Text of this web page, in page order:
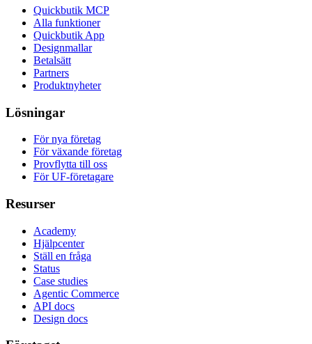
Quickbutik MCP
Alla funktioner
Quickbutik App
Designmallar
Betalsätt
Partners
Produktnyheter
Lösningar
För nya företag
För växande företag
Provflytta till oss
För UF-företagare
Resurser
Academy
Hjälpcenter
Ställ en fråga
Status
Case studies
Agentic Commerce
API docs
Design docs